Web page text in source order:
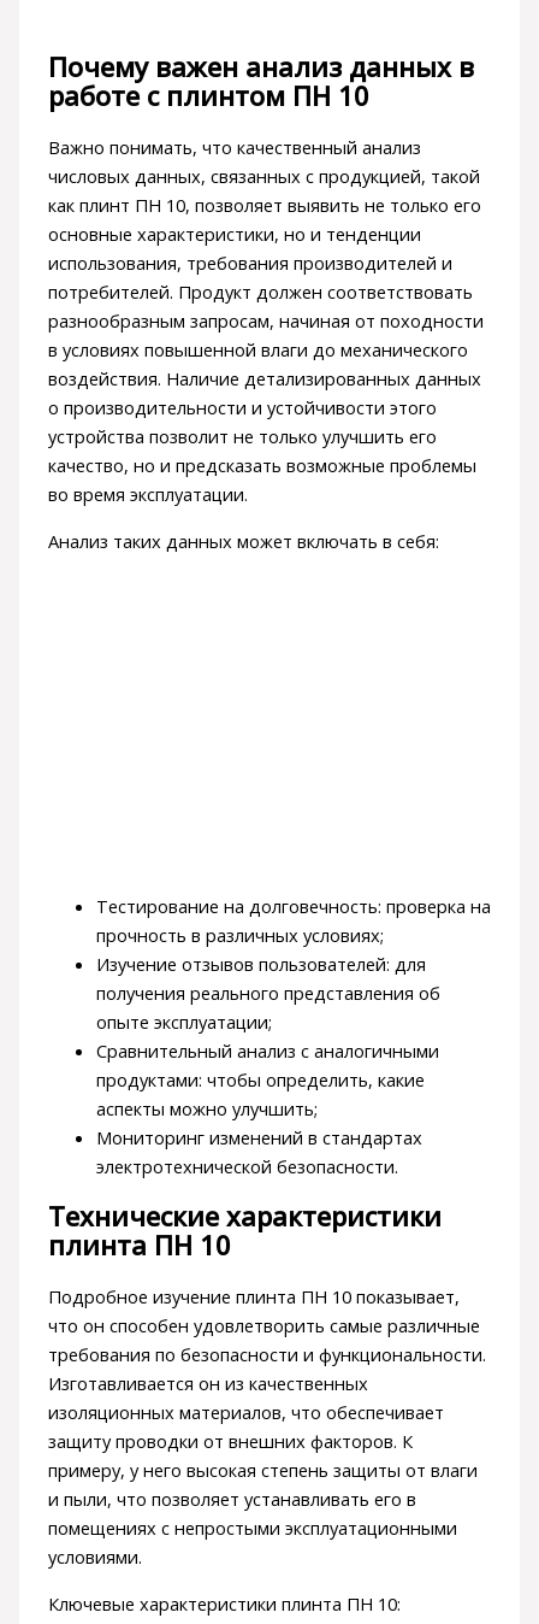
Почему важен анализ данных в
работе с плинтом ПН 10
Важно понимать, что качественный анализ
числовых данных, связанных с продукцией, такой
как плинт ПН 10, позволяет выявить не только его
основные характеристики, но и тенденции
использования, требования производителей и
потребителей. Продукт должен соответствовать
разнообразным запросам, начиная от походности
в условиях повышенной влаги до механического
воздействия. Наличие детализированных данных
о производительности и устойчивости этого
устройства позволит не только улучшить его
качество, но и предсказать возможные проблемы
во время эксплуатации.
Анализ таких данных может включать в себя:
Тестирование на долговечность: проверка на
прочность в различных условиях;
Изучение отзывов пользователей: для
получения реального представления об
опыте эксплуатации;
Сравнительный анализ с аналогичными
продуктами: чтобы определить, какие
аспекты можно улучшить;
Мониторинг изменений в стандартах
электротехнической безопасности.
Технические характеристики
плинта ПН 10
Подробное изучение плинта ПН 10 показывает,
что он способен удовлетворить самые различные
требования по безопасности и функциональности.
Изготавливается он из качественных
изоляционных материалов, что обеспечивает
защиту проводки от внешних факторов. К
примеру, у него высокая степень защиты от влаги
и пыли, что позволяет устанавливать его в
помещениях с непростыми эксплуатационными
условиями.
Ключевые характеристики плинта ПН 10: